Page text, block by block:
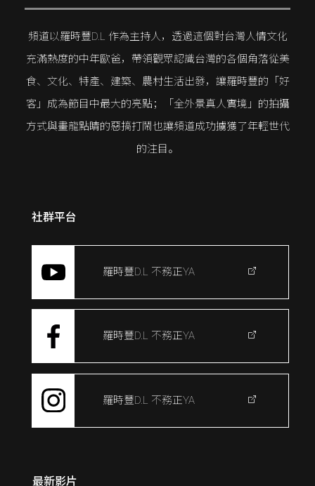
頻道以羅時豐D.L 作為主持人，透過這個對台灣人情文化
充滿熱度的中年歐爸，帶領觀眾認識台灣的各個角落從美
食、文化、特產、建築、農村生活出發，讓羅時豐的「好
客」成為節目中最大的亮點；「全外景真人實境」的拍攝
方式與畫龍點睛的惡搞打鬧也讓頻道成功擄獲了年輕世代
的注目。
社群平台
羅時豐D.L 不務正YA
羅時豐D.L 不務正YA
羅時豐D.L 不務正YA
最新影片